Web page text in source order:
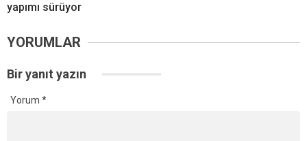
yapımı sürüyor
YORUMLAR
Bir yanıt yazın
Yorum *